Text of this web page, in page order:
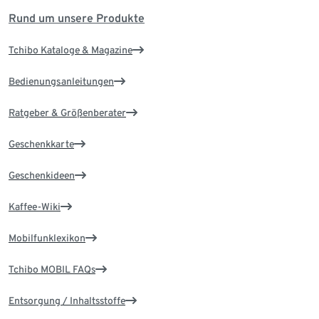
Rund um unsere Produkte
Tchibo Kataloge & Magazine
Bedienungsanleitungen
Ratgeber & Größenberater
Geschenkkarte
Geschenkideen
Kaffee-Wiki
Mobilfunklexikon
Tchibo MOBIL FAQs
Entsorgung / Inhaltsstoffe